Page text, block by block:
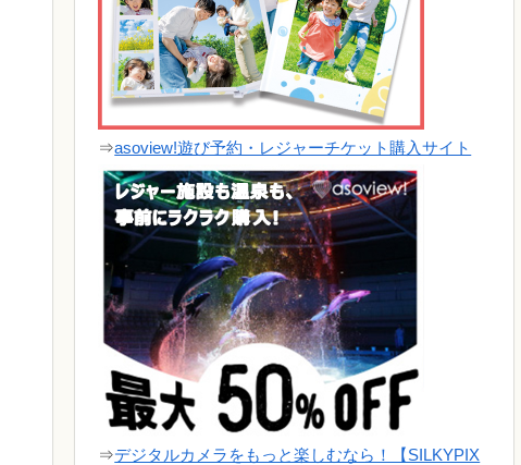
⇒asoview!遊び予約・レジャーチケット購入サイト
⇒デジタルカメラをもっと楽しむなら！【SILKYPIX